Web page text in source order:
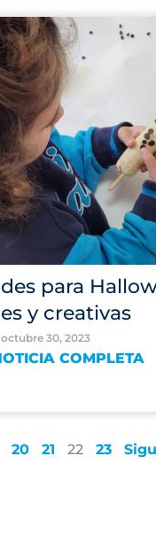
para
y creativas
octubre 30, 2023
COMPLETA
20 21 22 23